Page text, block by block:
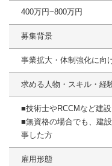
400万円~800万円
募集背景
事業拡大・体制強化に向
求める人物・スキル・経
■技術士やRCCMなど建
■無資格の場合でも、建
事した方
雇用形態